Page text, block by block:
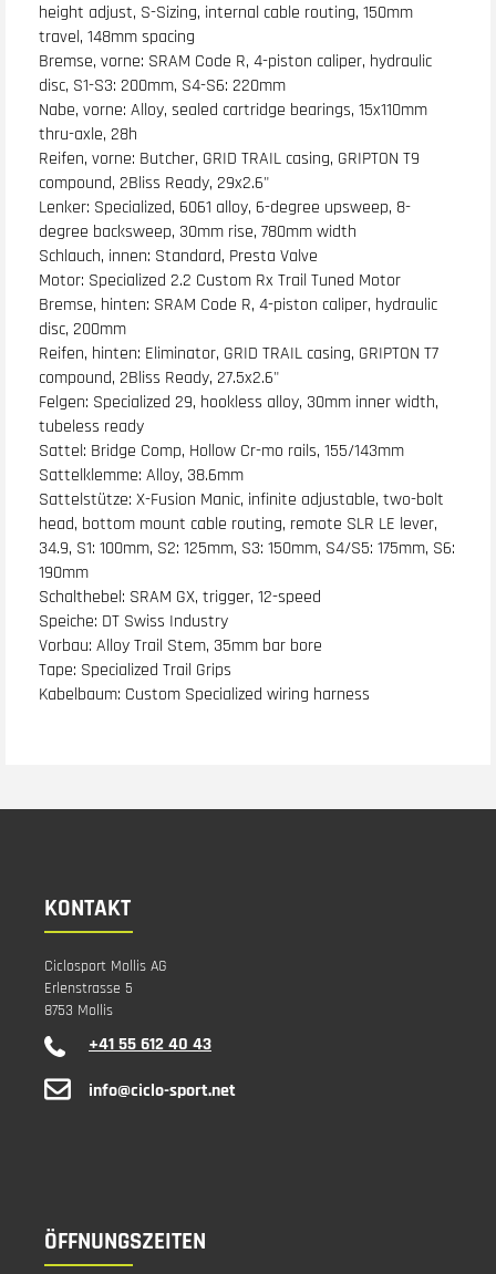
height adjust, S-Sizing, internal cable routing, 150mm
travel, 148mm spacing
Bremse, vorne: SRAM Code R, 4-piston caliper, hydraulic
disc, S1-S3: 200mm, S4-S6: 220mm
Nabe, vorne: Alloy, sealed cartridge bearings, 15x110mm
thru-axle, 28h
Reifen, vorne: Butcher, GRID TRAIL casing, GRIPTON T9
compound, 2Bliss Ready, 29x2.6"
Lenker: Specialized, 6061 alloy, 6-degree upsweep, 8-
degree backsweep, 30mm rise, 780mm width
Schlauch, innen: Standard, Presta Valve
Motor: Specialized 2.2 Custom Rx Trail Tuned Motor
Bremse, hinten: SRAM Code R, 4-piston caliper, hydraulic
disc, 200mm
Reifen, hinten: Eliminator, GRID TRAIL casing, GRIPTON T7
compound, 2Bliss Ready, 27.5x2.6"
Felgen: Specialized 29, hookless alloy, 30mm inner width,
tubeless ready
Sattel: Bridge Comp, Hollow Cr-mo rails, 155/143mm
Sattelklemme: Alloy, 38.6mm
Sattelstütze: X-Fusion Manic, infinite adjustable, two-bolt
head, bottom mount cable routing, remote SLR LE lever,
34.9, S1: 100mm, S2: 125mm, S3: 150mm, S4/S5: 175mm, S6:
190mm
Schalthebel: SRAM GX, trigger, 12-speed
Speiche: DT Swiss Industry
Vorbau: Alloy Trail Stem, 35mm bar bore
Tape: Specialized Trail Grips
Kabelbaum: Custom Specialized wiring harness
KONTAKT
Ciclosport Mollis AG
Erlenstrasse 5
8753 Mollis
+41 55 612 40 43
info@ciclo-sport.net
ÖFFNUNGSZEITEN